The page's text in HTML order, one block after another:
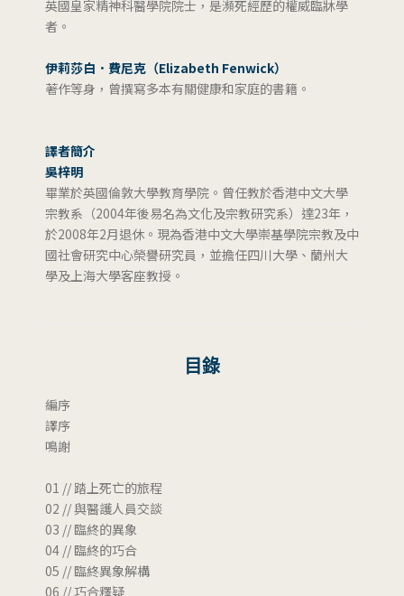
英國皇家精神科醫學院院士，是瀕死經歷的權威臨牀學
者。
伊莉莎白．費尼克（Elizabeth Fenwick）
著作等身，曾撰寫多本有關健康和家庭的書籍。
譯者簡介
吳梓明
畢業於英國倫敦大學教育學院。曾任教於香港中文大學
宗教系（2004年後易名為文化及宗教研究系）達23年，
於2008年2月退休。現為香港中文大學崇基學院宗教及中
國社會研究中心榮譽研究員，並擔任四川大學、蘭州大
學及上海大學客座教授。
目錄
編序
譯序
鳴謝
01 // 踏上死亡的旅程
02 // 與醫護人員交談
03 // 臨終的異象
04 // 臨終的巧合
05 // 臨終異象解構
06 // 巧合釋疑